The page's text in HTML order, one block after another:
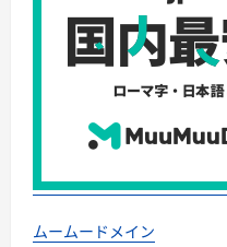
読
む
お
試
し
で
き
る？
つ
い
さ
ら
ムームードメイン